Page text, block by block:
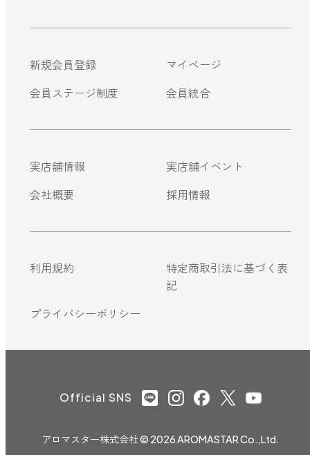
新規会員登録
マイページ
会員ステージ制度
会員統合
実店舗情報
実店舗イベント
会社概要
採用情報
利用規約
特定商取引法に基づく表
記
プライバシーポリシー
Official SNS
アロマスター株式会社© 2026 AROMASTAR Co.,Ltd.